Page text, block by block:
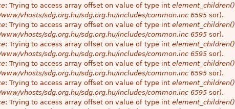
: Trying to access array offset on value of type int element_children()
vhosts/sdg.org.hu/sdg.org.hu/includes/common.inc 6595 sor).
: Trying to access array offset on value of type int element_children()
vhosts/sdg.org.hu/sdg.org.hu/includes/common.inc 6595 sor).
: Trying to access array offset on value of type int element_children()
vhosts/sdg.org.hu/sdg.org.hu/includes/common.inc 6595 sor).
: Trying to access array offset on value of type int element_children()
vhosts/sdg.org.hu/sdg.org.hu/includes/common.inc 6595 sor).
: Trying to access array offset on value of type int element_children()
vhosts/sdg.org.hu/sdg.org.hu/includes/common.inc 6595 sor).
: Trying to access array offset on value of type int element_children()